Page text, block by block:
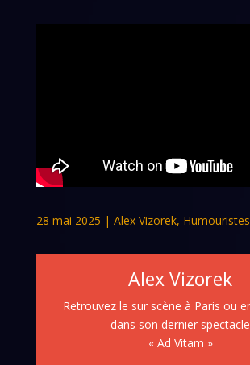
28 mai 2025 | Alex Vizorek, Humouristes
Alex Vizorek
Retrouvez le sur scène à Paris ou
dans son dernier spectacle
« Ad Vitam »